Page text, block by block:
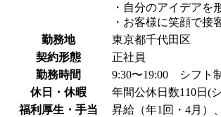
・自分のアイデアを
・お客様に笑顔で接
勤務地
東京都千代田区
契約形態
正社員
勤務時間
9:30〜19:00 シフト制
休日・休暇
年間公休日数110日(
福利厚生・手当
昇給（年1回・4月）